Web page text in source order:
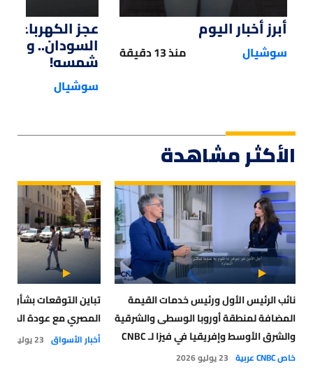
أبرز أخبار اليوم
سوشيال منذ 13 دقيقة
عجز الكهرباء
السودان..
شمسه!
سوشيال
الأكثر مشاهدة
نائب الرئيس الأول ورئيس خدمات القيمة
المضافة لمنطقة أوروبا الوسطى والشرقية
والشرق الأوسط وإفريقيا في فيزا لـ CNBC
عربية: الذكاء الاصطناعي و العملات
خاص CNBC عربية 23 يوليو 2026
تباين التوقعات بشأن
المصري مع عودة الحرب
أخبار الأسواق 23 يوليو 2026